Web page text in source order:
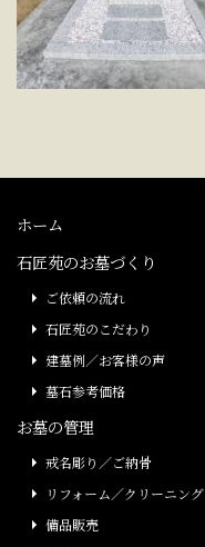
ホーム
石匠苑のお墓づくり
ご依頼の流れ
石匠苑のこだわり
建墓例／お客様の声
墓石参考価格
お墓の管理
戒名彫り／ご納骨
リフォーム／クリーニング
備品販売